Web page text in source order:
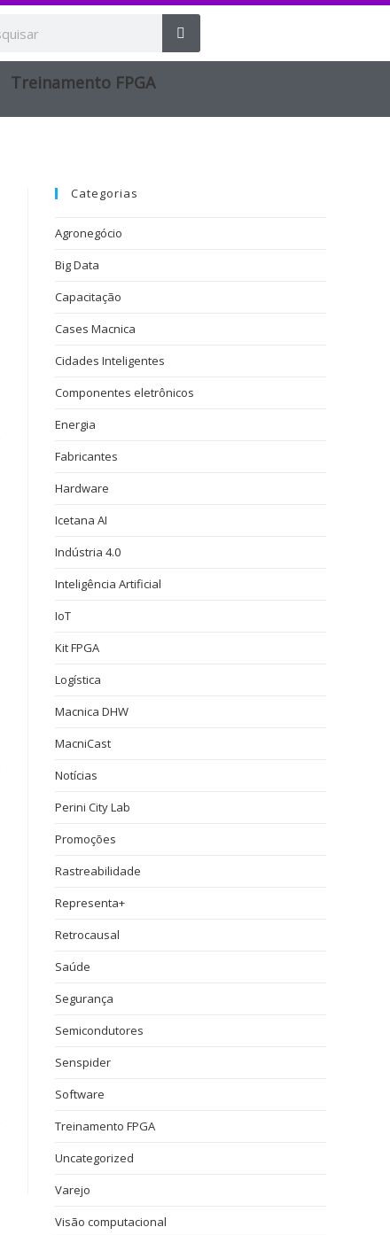
Treinamento FPGA​
Categorias
Agronegócio
Big Data
Capacitação
Cases Macnica
Cidades Inteligentes
Componentes eletrônicos
Energia
Fabricantes
Hardware
Icetana AI
Indústria 4.0
Inteligência Artificial
IoT
Kit FPGA
Logística
Macnica DHW
MacniCast
Notícias
Perini City Lab
Promoções
Rastreabilidade
Representa+
Retrocausal
Saúde
Segurança
Semicondutores
Senspider
Software
Treinamento FPGA
Uncategorized
Varejo
Visão computacional